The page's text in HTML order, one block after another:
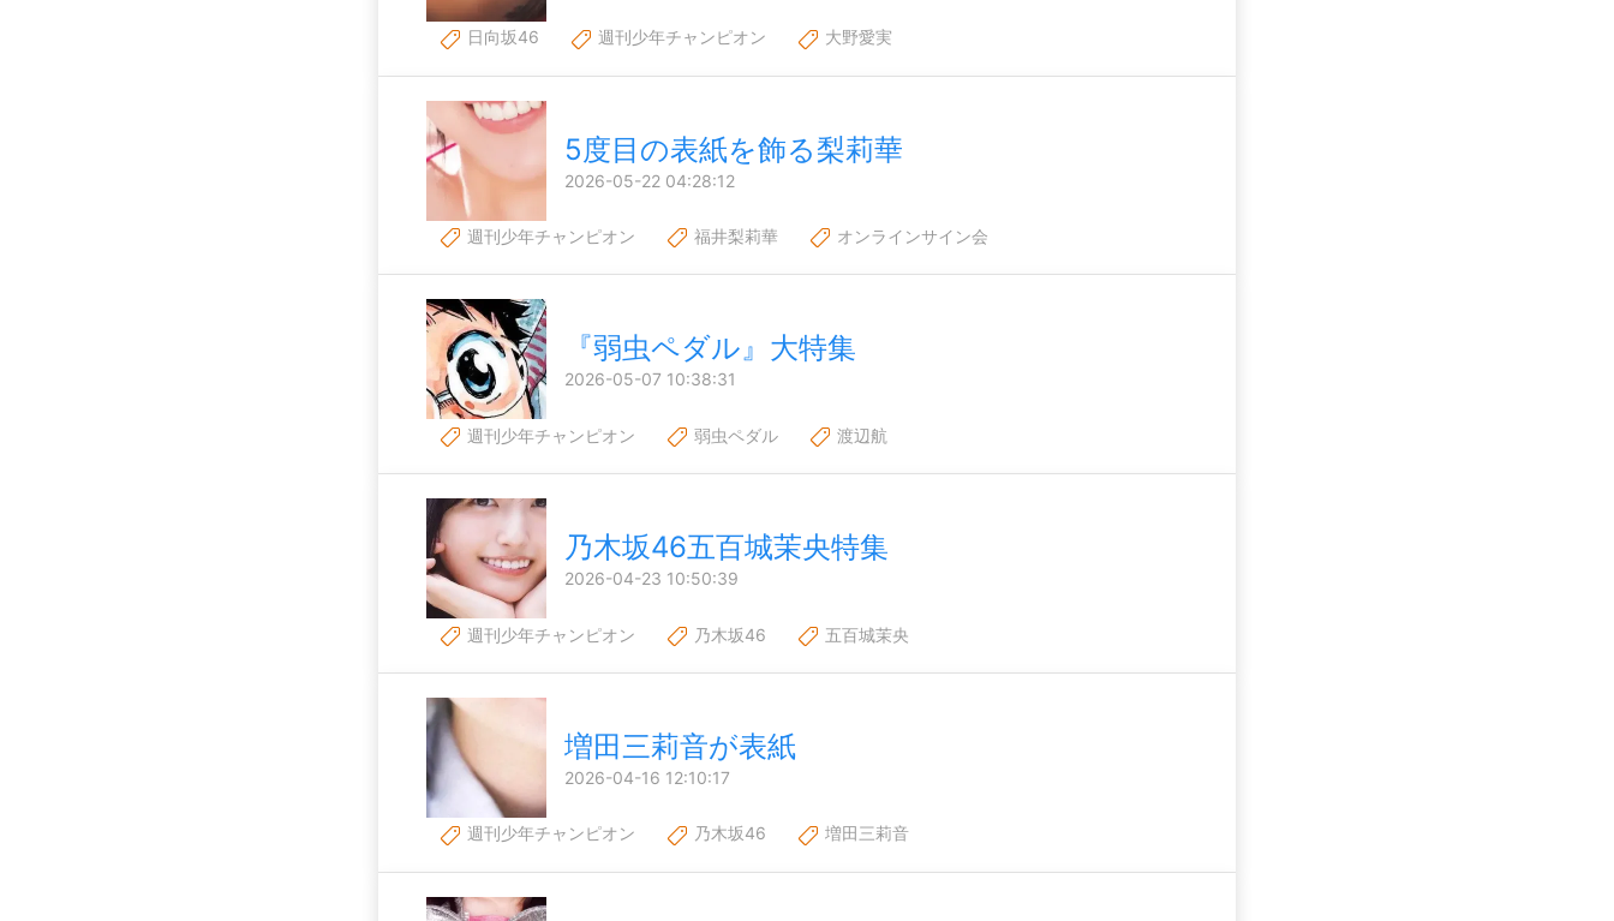
日向坂46 週刊少年チャンピオン 大野愛実
5度目の表紙を飾る梨莉華
2026-05-22 04:28:12
週刊少年チャンピオン 福井梨莉華 オンラインサイン会
『弱虫ペダル』大特集
2026-05-07 10:38:31
週刊少年チャンピオン 弱虫ペダル 渡辺航
乃木坂46五百城茉央特集
2026-04-23 10:50:39
週刊少年チャンピオン 乃木坂46 五百城茉央
増田三莉音が表紙
2026-04-16 12:10:17
週刊少年チャンピオン 乃木坂46 増田三莉音